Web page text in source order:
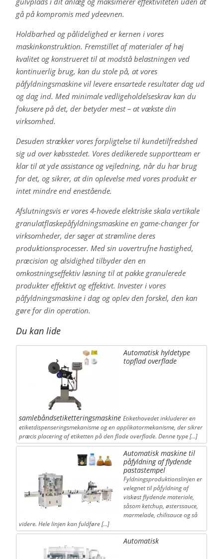
gå på kompromis med ydeevnen.
Holdbarhed og pålidelighed er kernen i vores
maskinkonstruktion. Fremstillet af materialer af høj
kvalitet og konstrueret til at modstå belastningen ved
kontinuerlig brug, kan du stole på, at vores
påfyldningsmaskine vil levere ensartede resultater dag ud
og dag ind. Med minimale vedligeholdelseskrav kan du
fokusere på det, der betyder mest – at vækste din
virksomhed.
Desuden strækker vores forpligtelse til kundetilfredshed
sig ud over købsstedet. Vores dedikerede supportteam er
klar til at yde assistance og vejledning, når du har brug
for det, og sikrer, at din oplevelse med vores produkt er
intet mindre end enestående.
Afslutningsvis er vores 4-hovede elektriske skala vertikale
granulatflaskepåfyldningsmaskine en game-changer for
virksomheder, der søger at strømline deres
produktionsprocesser. Med sin uovertrufne hastighed,
præcision og alsidighed tilbyder den en
omkostningseffektiv løsning til at pakke granulerede
produkter effektivt og effektivt. Invester i vores
påfyldningsmaskine i dag og oplev den forskel, den kan
gøre for din operation.
Du kan lide
Automatisk hyldetype
topflad overflade
samlebåndsetiketteringsmaskine Etikethovedet inkluderer en
etiketdispenseringsmekanisme og en applikatormekanisme, der sikrer
præcis placering af etiketten på den flade overflade. Denne type […]
Automatisk maskine til
påfyldning af flydende
pastastempel
Fyldningsproduktionslinjen er
velegnet til påfyldning af
viskøst flydende materiale,
såsom ketchup, østerssauce,
marmelade, chilisauce og så
videre. Hele linjen kan fuldføre […]
Automatisk